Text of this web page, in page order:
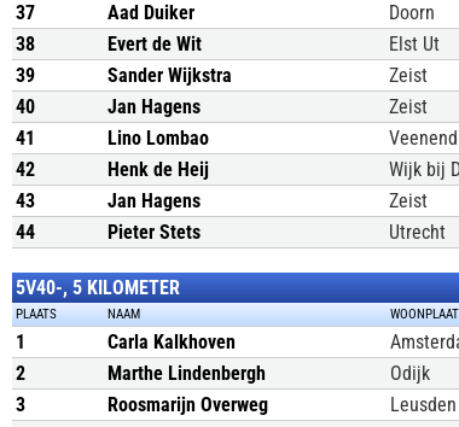
37
Aad Duiker Doorn
38
Evert de Wit Elst Ut
39
Sander Wijkstra Zeist
40
Jan Hagens Zeist
41
Lino Lombao
42
Henk de Heij Wijk bij
43
Jan Hagens Zeist
44
Pieter Stets Utrecht
5V40-, 5 KILOMETER
PLAATS NAAM
1 Carla Kalkhoven
2
Marthe Lindenbergh Odijk
3
Roosmarijn Overweg Leusden